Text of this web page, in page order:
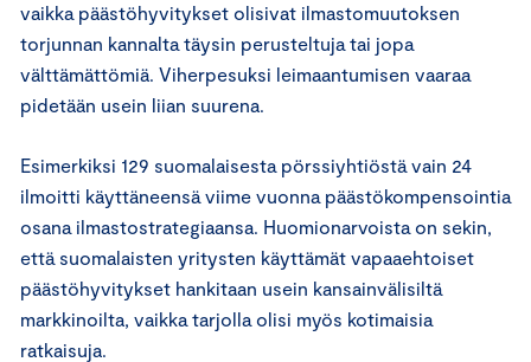
vaikka päästöhyvitykset olisivat ilmastomuutoksen
torjunnan kannalta täysin perusteltuja tai jopa
välttämättömiä. Viherpesuksi leimaantumisen vaaraa
pidetään usein liian suurena.
Esimerkiksi 129 suomalaisesta pörssiyhtiöstä vain 24
ilmoitti käyttäneensä viime vuonna päästökompensointia
osana ilmastostrategiaansa. Huomionarvoista on sekin,
että suomalaisten yritysten käyttämät vapaaehtoiset
päästöhyvitykset hankitaan usein kansainvälisiltä
markkinoilta, vaikka tarjolla olisi myös kotimaisia
ratkaisuja.